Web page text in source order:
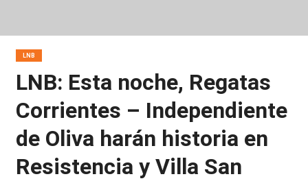
LNB
LNB: Esta noche, Regatas
Corrientes – Independiente
de Oliva harán historia en
Resistencia y Villa San